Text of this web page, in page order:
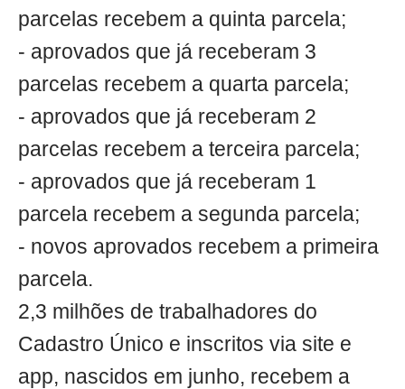
parcelas recebem a quinta parcela;
- aprovados que já receberam 3
parcelas recebem a quarta parcela;
- aprovados que já receberam 2
parcelas recebem a terceira parcela;
- aprovados que já receberam 1
parcela recebem a segunda parcela;
- novos aprovados recebem a primeira
parcela.
2,3 milhões de trabalhadores do
Cadastro Único e inscritos via site e
app, nascidos em junho, recebem a